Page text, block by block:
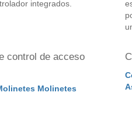
control de acceso
Molinetes